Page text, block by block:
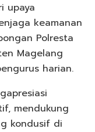
upaya
keamanan
Polresta
Magelang
harian.
mendukung
kondusif di